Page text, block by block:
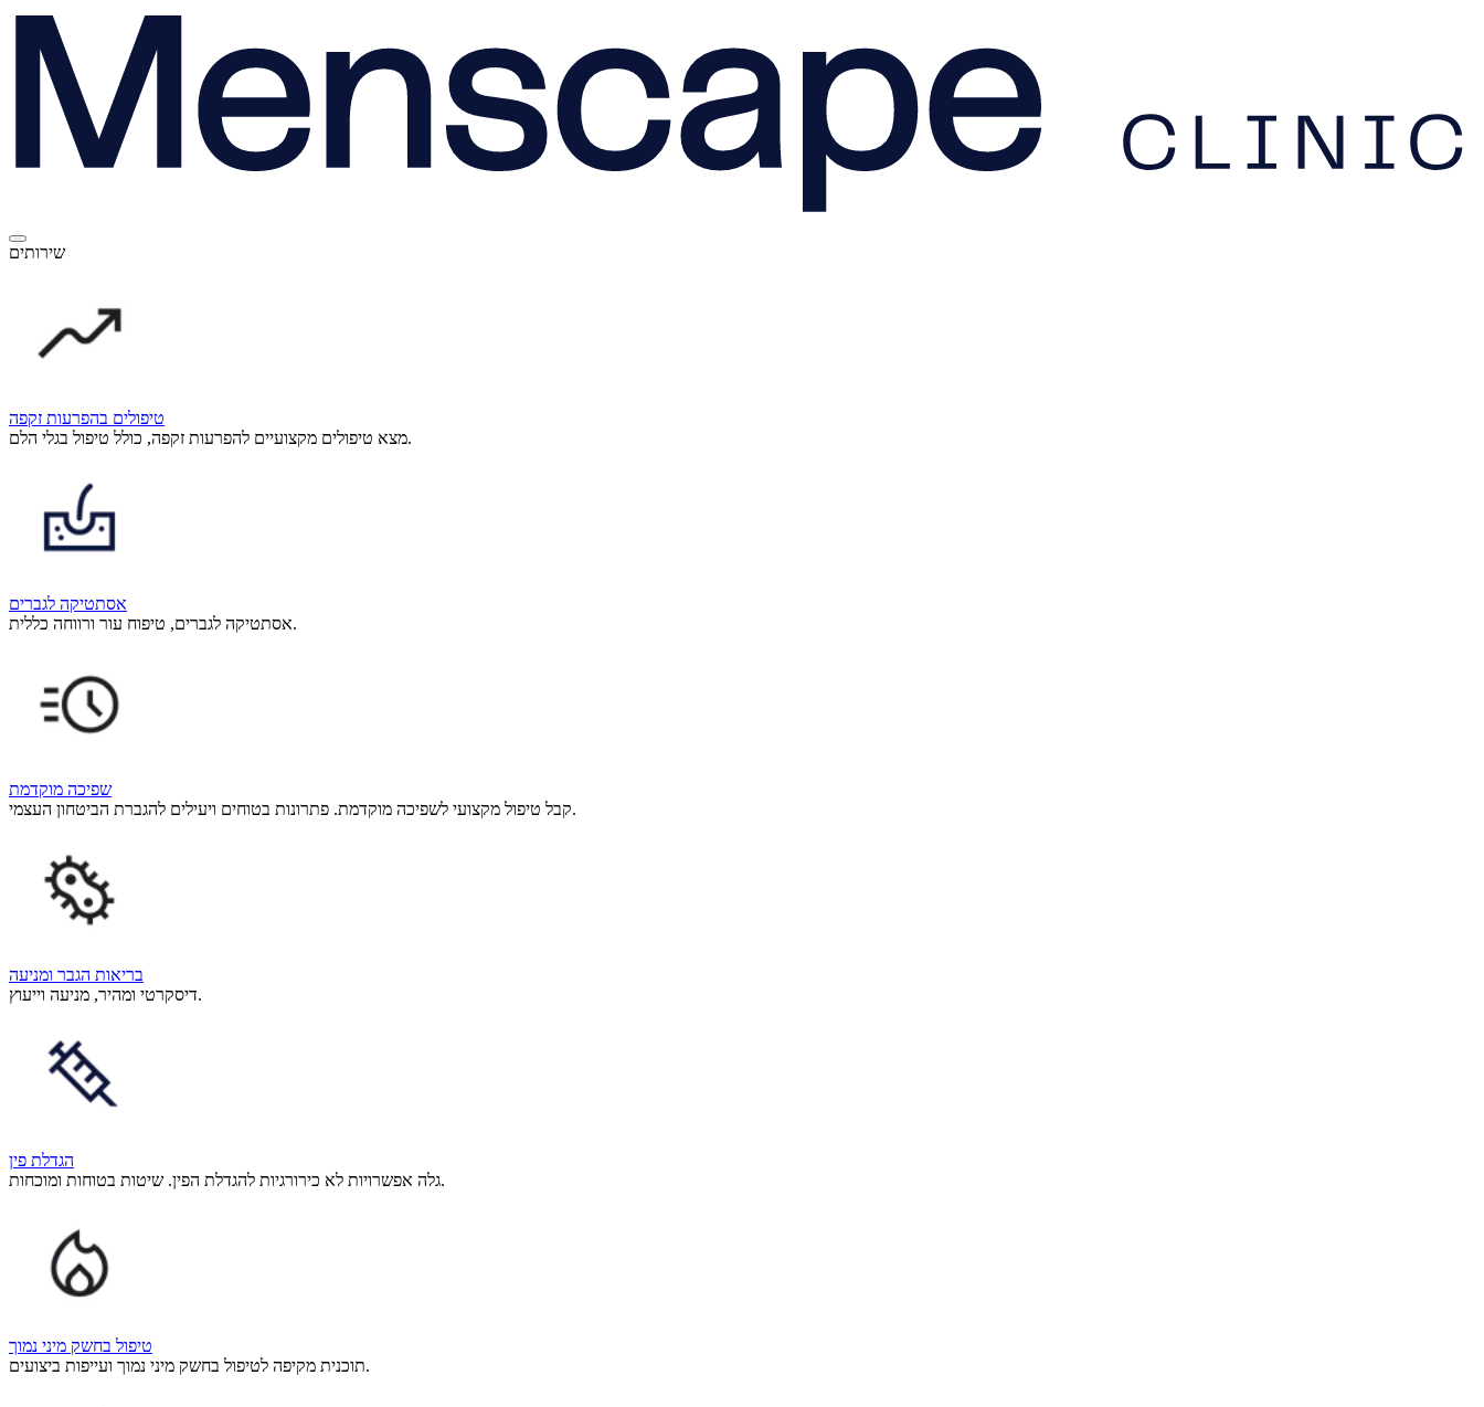
שירותים
טיפולים בהפרעות זקפה
מצא טיפולים מקצועיים להפרעות זקפה, כולל טיפול בגלי הלם.
אסתטיקה לגברים
אסתטיקה לגברים, טיפוח עור ורווחה כללית.
שפיכה מוקדמת
קבל טיפול מקצועי לשפיכה מוקדמת. פתרונות בטוחים ויעילים להגברת הביטחון העצמי.
בריאות הגבר ומניעה
דיסקרטי ומהיר, מניעה וייעוץ.
הגדלת פין
גלה אפשרויות לא כירורגיות להגדלת הפין. שיטות בטוחות ומוכחות.
טיפול בחשק מיני נמוך
תוכנית מקיפה לטיפול בחשק מיני נמוך ועייפות ביצועים.